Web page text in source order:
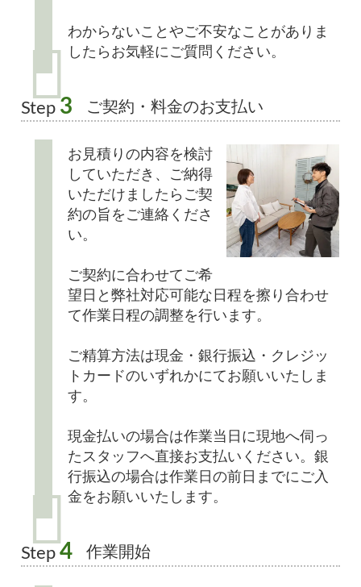
わからないことやご不安なことがありま
したらお気軽にご質問ください。
Step 3 ご契約・料金のお支払い
お見積りの内容を検討
していただき、ご納得
いただけましたらご契
約の旨をご連絡くださ
い。
ご契約に合わせてご希
望日と弊社対応可能な日程を擦り合わせ
て作業日程の調整を行います。
ご精算方法は現金・銀行振込・クレジッ
トカードのいずれかにてお願いいたしま
す。
現金払いの場合は作業当日に現地へ伺っ
たスタッフへ直接お支払いください。銀
行振込の場合は作業日の前日までにご入
金をお願いいたします。
Step 4 作業開始